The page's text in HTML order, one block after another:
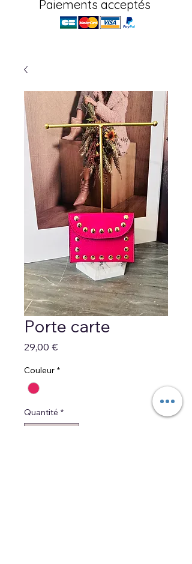
Paiements acceptés
Porte carte
29,00 €Prix
Couleur *
Quantité *